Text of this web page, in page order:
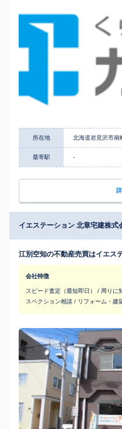
所在地 北海道岩見沢市南
最寄駅 -
イエステーション 北章宅建株
江別空知の不動産売買はイエス
会社特徴
スピード査定（最短即日） / 周りに
スペクション相談 / リフォーム・建